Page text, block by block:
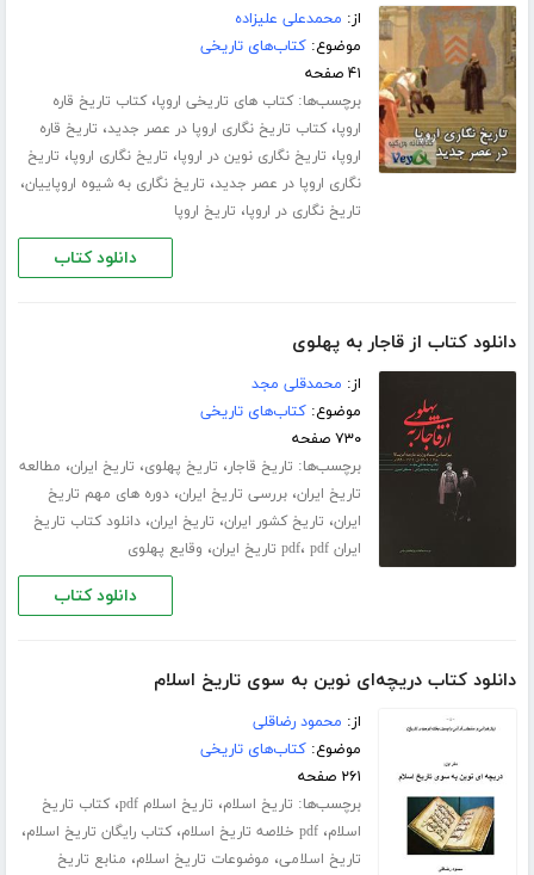
از: محمدعلی علیزاده
موضوع:کتاب‌های تاریخی
۴۱ صفحه
برچسب‌ها:کتاب های تاریخی اروپا،کتاب تاریخ قاره
اروپا،کتاب تاریخ نگاری اروپا در عصر جدید، تاریخ قاره
اروپا، تاریخ نگاری نوین در اروپا، تاریخ نگاری اروپا، تاریخ
نگاری اروپا در عصر جدید، تاریخ نگاری به شیوه اروپاییان،
تاریخ نگاری در اروپا، تاریخ اروپا
دانلود کتاب
دانلود کتاب از قاجار به پهلوی
از: محمدقلی مجد
موضوع:کتاب‌های تاریخی
۷۳۰ صفحه
برچسب‌ها: تاریخ قاجار، تاریخ پهلوی، تاریخ ایران، مطالعه
تاریخ ایران،بررسی تاریخ ایران،دوره های مهم تاریخ
ایران، تاریخ کشور ایران، تاریخ ایران،دانلود کتاب تاریخ
ایران pdf
، pdf تاریخ ایران ، وقایع پهلوی
دانلود کتاب
دانلود کتاب دریچه‌ای نوین به سوی تاریخ اسلام
از: محمود رضاقلی
موضوع:کتاب‌های تاریخی
۲۶۱ صفحه
برچسب‌ها: تاریخ اسلام، تاریخ اسلام pdf ،کتاب تاریخ
اسلام،pdf خلاصه تاریخ اسلام ،کتاب رایگان تاریخ اسلام،
تاریخ اسلامی، موضوعات تاریخ اسلام، منابع تاریخ